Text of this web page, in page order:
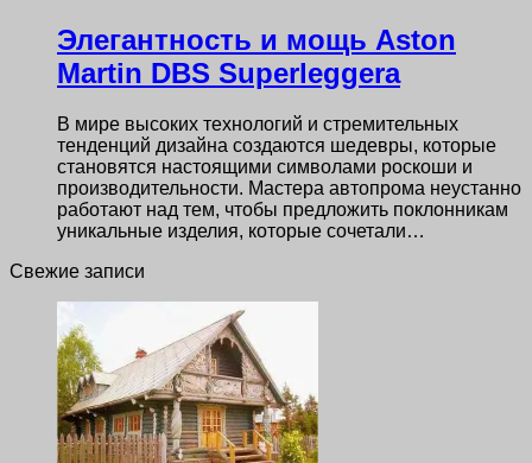
Элегантность и мощь Aston
Martin DBS Superleggera
В мире высоких технологий и стремительных
тенденций дизайна создаются шедевры, которые
становятся настоящими символами роскоши и
производительности. Мастера автопрома неустанно
работают над тем, чтобы предложить поклонникам
уникальные изделия, которые сочетали…
Свежие записи